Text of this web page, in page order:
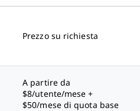
Prezzo su richiesta
A partire da
$8/utente/mese +
$50/mese di quota base